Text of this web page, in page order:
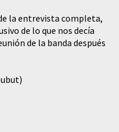
la entrevista completa,
de lo que nos decía
de la banda después